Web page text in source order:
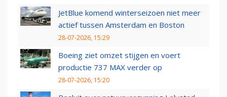
JetBlue komend winterseizoen niet meer
actief tussen Amsterdam en Boston
28-07-2026, 15:29
Boeing ziet omzet stijgen en voert
productie 737 MAX verder op
28-07-2026, 15:20